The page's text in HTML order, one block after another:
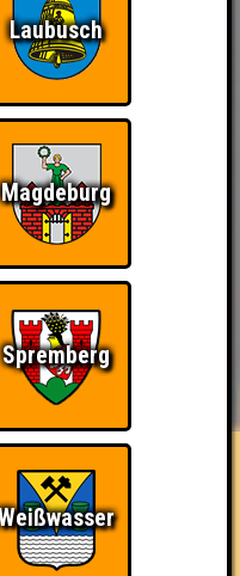
UNS
Laubusch
Magdeburg
Spremberg